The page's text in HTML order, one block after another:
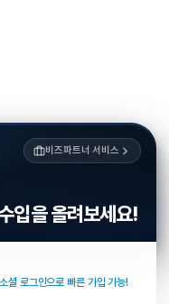
비즈파트너 서비스
입을 올려보세요!
소셜 로그인으로 빠른 가입 가능!